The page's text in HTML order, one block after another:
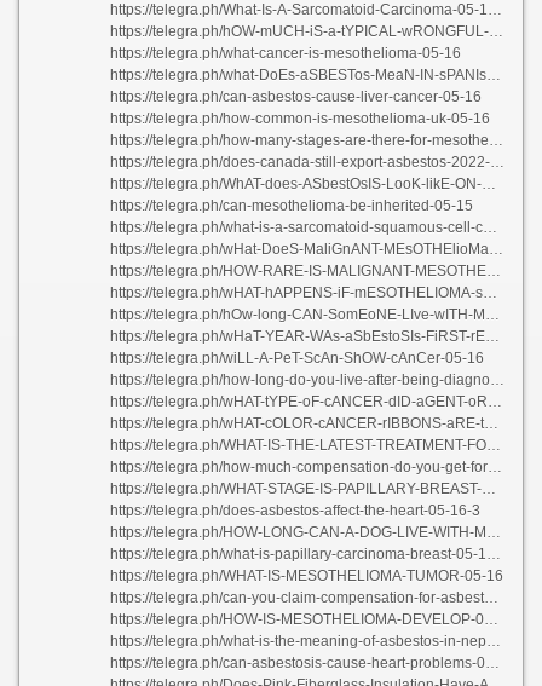
https://telegra.ph/What-Is-A-Sarcomatoid-Carcinoma-05-16-2
https://telegra.ph/hOW-mUCH-iS-a-tYPICAL-wRONGFUL-dEATH-sETTLEMENT-05-16-2
https://telegra.ph/what-cancer-is-mesothelioma-05-16
https://telegra.ph/what-DoEs-aSBESTos-MeaN-IN-sPANIsH-05-16-2
https://telegra.ph/can-asbestos-cause-liver-cancer-05-16
https://telegra.ph/how-common-is-mesothelioma-uk-05-16
https://telegra.ph/how-many-stages-are-there-for-mesothelioma-05-16-3
https://telegra.ph/does-canada-still-export-asbestos-2022-05-16-2
https://telegra.ph/WhAT-does-ASbestOsIS-LooK-likE-ON-A-CT-ScAn-05-16-4
https://telegra.ph/can-mesothelioma-be-inherited-05-15
https://telegra.ph/what-is-a-sarcomatoid-squamous-cell-carcinoma-05-16-4
https://telegra.ph/wHat-DoeS-MaliGnANT-MEsOTHElioMa-afFeCt-05-16-3
https://telegra.ph/HOW-RARE-IS-MALIGNANT-MESOTHELIOMA-05-16
https://telegra.ph/wHAT-hAPPENS-iF-mESOTHELIOMA-sPREADS-05-17-2
https://telegra.ph/hOw-long-CAN-SomEoNE-LIve-wITH-MEsoTheLIomA-05-16-4
https://telegra.ph/wHaT-YEAR-WAs-aSbEstoSIs-FiRST-rECOrdeD-05-16-2
https://telegra.ph/wiLL-A-PeT-ScAn-ShOW-cAnCer-05-16
https://telegra.ph/how-long-do-you-live-after-being-diagnosed-with-mesothelioma-05-17-2
https://telegra.ph/wHAT-tYPE-oF-cANCER-dID-aGENT-oRANGE-cAUSE-05-16-3
https://telegra.ph/wHAT-cOLOR-cANCER-rIBBONS-aRE-tHERE-05-16-2
https://telegra.ph/WHAT-IS-THE-LATEST-TREATMENT-FOR-MESOTHELIOMA-05-16
https://telegra.ph/how-much-compensation-do-you-get-for-asbestos-05-16
https://telegra.ph/WHAT-STAGE-IS-PAPILLARY-BREAST-CANCER-05-16
https://telegra.ph/does-asbestos-affect-the-heart-05-16-3
https://telegra.ph/HOW-LONG-CAN-A-DOG-LIVE-WITH-MESOTHELIOMA-05-17-2
https://telegra.ph/what-is-papillary-carcinoma-breast-05-16-2
https://telegra.ph/WHAT-IS-MESOTHELIOMA-TUMOR-05-16
https://telegra.ph/can-you-claim-compensation-for-asbestosis-05-16
https://telegra.ph/HOW-IS-MESOTHELIOMA-DEVELOP-05-15
https://telegra.ph/what-is-the-meaning-of-asbestos-in-nepali-05-16-3
https://telegra.ph/can-asbestosis-cause-heart-problems-05-16